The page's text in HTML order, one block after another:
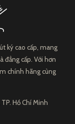
ký cao cấp, mang
đẳng cấp. Với hơn
chính hãng cùng
Hồ Chí Minh